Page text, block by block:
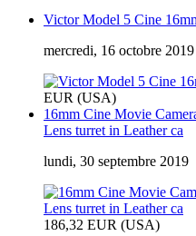
Victor Model 5 Cine
mercredi, 16 octobre 2019
EUR (USA)
16mm Cine Movie
Lens turret in Leather ca
lundi, 30 septembre 2019
186,32 EUR (USA)